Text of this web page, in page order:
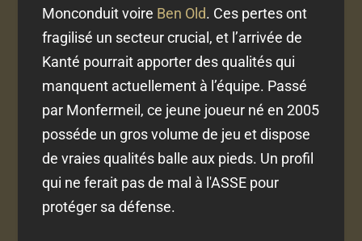
Monconduit voire Ben Old. Ces pertes ont
fragilisé un secteur crucial, et l’arrivée de
Kanté pourrait apporter des qualités qui
manquent actuellement à l’équipe. Passé
par Monfermeil, ce jeune joueur né en 2005
posséde un gros volume de jeu et dispose
de vraies qualités balle aux pieds. Un profil
qui ne ferait pas de mal à l'ASSE pour
protéger sa défense.